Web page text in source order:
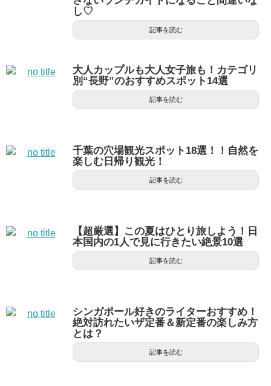
し♡
記事を読む
大人カップルも大人女子旅も！カテゴリ
別“長野”のおすすめスポット14選
記事を読む
千葉の穴場観光スポット18選！！自然を
楽しむ日帰り観光！
記事を読む
【超厳選】この夏はひとり旅しよう！日
本国内の1人で見に行きたい絶景10選
記事を読む
シンガポール好きのライターおすすめ！
絶対訪れたいザ定番＆新定番の楽しみ方
とは？
記事を読む